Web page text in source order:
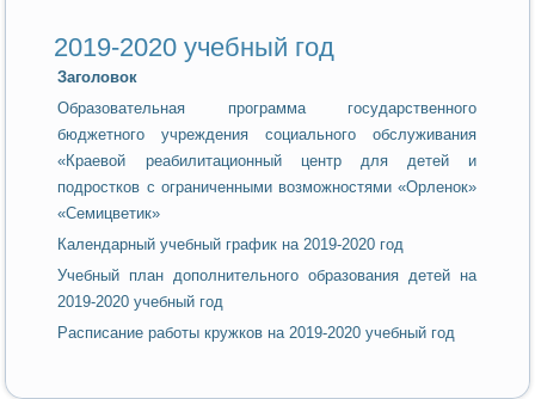
2019-2020 учебный год
Заголовок
Образовательная программа государственного
бюджетного учреждения социального обслуживания
«Краевой реабилитационный центр для детей и
подростков с ограниченными возможностями «Орленок»
«Семицветик»
Календарный учебный график на 2019-2020 год
Учебный план дополнительного образования детей на
2019-2020 учебный год
Расписание работы кружков на 2019-2020 учебный год